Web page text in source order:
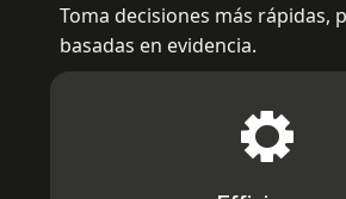
Toma decisiones más rápidas,
basadas en evidencia.